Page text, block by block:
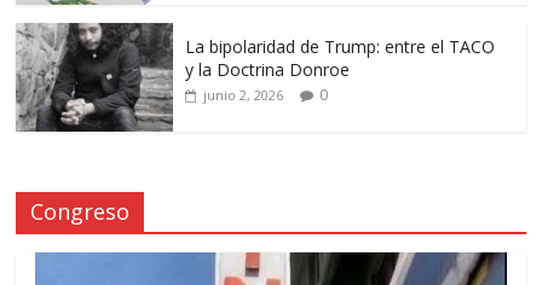
La bipolaridad de Trump: entre el TACO
y la Doctrina Donroe
junio 2, 2026 0
Congreso